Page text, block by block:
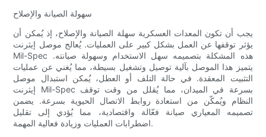
سهولة الصيانة والإصلاح
يجب أن تكون المعدات العسكرية سهلة الصيانة والإصلاح، إذ يُمكن أن
يؤثر توقفها عن العمل بشكل كبير على العمليات. يُعالج موصل إيثرنت
Mil-Spec هذه المشكلة بتصميمه سهل الاستخدام وسهولة صيانته.
يتميز هذا الموصل بآلية توصيل وتشغيل بسيطة، مما يُغني عن عمليات
التثبيت المعقدة. في حالة التلف أو العطل، يُمكن استبدال موصل
إيثرنت Mil-Spec بسرعة في الميدان، مما يُقلل من وقت توقف
النظام ويُمكّن من استعادة روابط الاتصال الحيوية بسرعة. يضمن
تصميمه المعياري صيانة فعّالة واقتصادية، مما يُؤدي إلى تقليل
اضطرابات العمليات وزيادة فعالية المهمة.